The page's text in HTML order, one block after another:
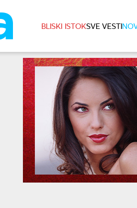
BLISKI ISTOKSVE VESTI